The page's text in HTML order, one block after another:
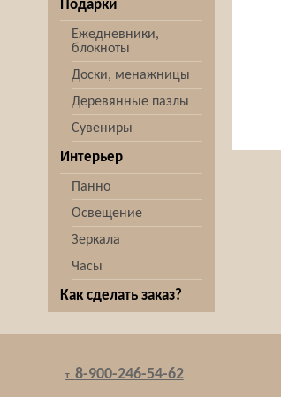
Подарки
Ежедневники,
блокноты
Доски, менажницы
Деревянные пазлы
Сувениры
Интерьер
Панно
Освещение
Зеркала
Часы
Как сделать заказ?
т. 8-900-246-54-62